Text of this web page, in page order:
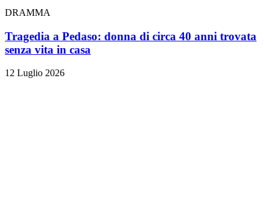
DRAMMA
Tragedia a Pedaso: donna di circa 40 anni trovata
senza vita in casa
12 Luglio 2026